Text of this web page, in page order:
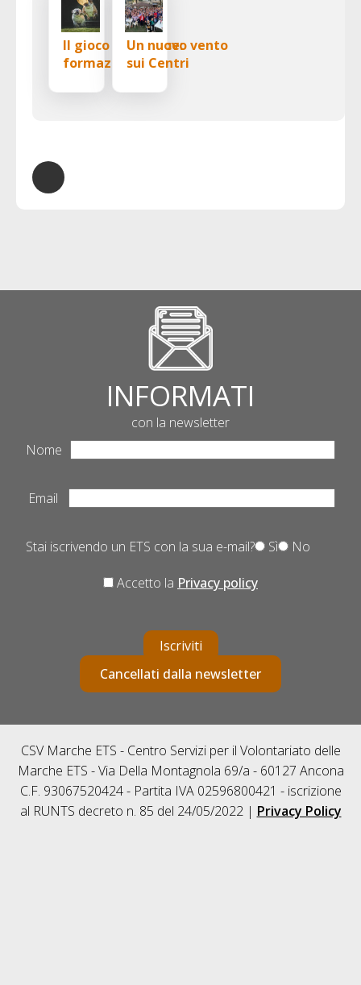
Il gioco che unisce:
formazione
Un nuovo vento
sui Centri
INFORMATI
con la newsletter
Nome
Email
Stai iscrivendo un ETS con la sua e-mail? Sì No
Accetto la Privacy policy
Iscriviti
Cancellati dalla newsletter
CSV Marche ETS - Centro Servizi per il Volontariato delle
Marche ETS - Via Della Montagnola 69/a - 60127 Ancona
C.F. 93067520424 - Partita IVA 02596800421 - iscrizione
al RUNTS decreto n. 85 del 24/05/2022 | Privacy Policy